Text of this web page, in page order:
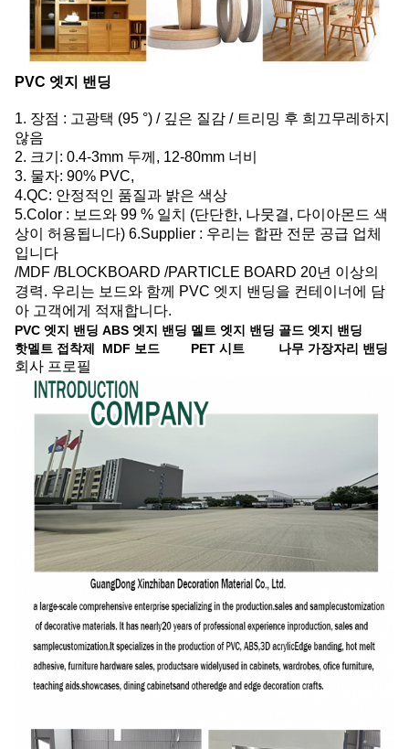
PVC 엣지 밴딩
1. 장점 : 고광택 (95 °) / 깊은 질감 / 트리밍 후 희끄무레하지
않음
2. 크기: 0.4-3mm 두께, 12-80mm 너비
3. 물자: 90% PVC,
4.QC: 안정적인 품질과 밝은 색상
5.Color : 보드와 99 % 일치 (단단한, 나뭇결, 다이아몬드 색
상이 허용됩니다) 6.Supplier : 우리는 합판 전문 공급 업체
입니다
/MDF /BLOCKBOARD /PARTICLE BOARD 20년 이상의
경력. 우리는 보드와 함께 PVC 엣지 밴딩을 컨테이너에 담
아 고객에게 적재합니다.
PVC 엣지 밴딩 ABS 엣지 밴딩 멜트 엣지 밴딩 골드 엣지 밴딩
핫멜트 접착제
MDF 보드 PET 시트 나무 가장자리 밴딩
회사 프로필